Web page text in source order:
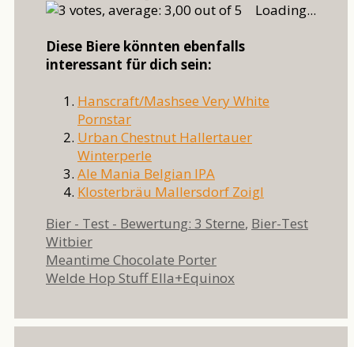
Loading...
Diese Biere könnten ebenfalls
interessant für dich sein:
Hanscraft/Mashsee Very White
Pornstar
Urban Chestnut Hallertauer
Winterperle
Ale Mania Belgian IPA
Klosterbräu Mallersdorf Zoigl
Kategorien
Bier - Test - Bewertung: 3 Sterne, Bier-Test
Witbier
Meantime Chocolate Porter
Welde Hop Stuff Ella+Equinox